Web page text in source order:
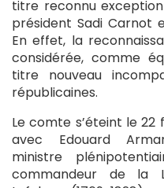
titre reconnu
président Sadi Carnot
En effet, la
considérée, comme
titre nouveau
républicaines.
Le comte s’éteint le 22
avec Edouard
ministre
commandeur de la